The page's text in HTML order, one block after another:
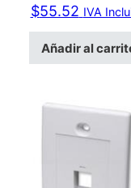
$55.52 IVA
Añadir al